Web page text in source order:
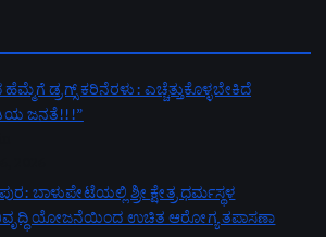
ಹೆಮ್ಮೆಗೆ ಡ್ರಗ್ಸ್ ಕರಿನೆರಳು: ಎಚ್ಚೆತ್ತುಕೊಳ್ಳಬೇಕಿದೆ
ಜನತೆ!!!”
ಬಾಳುಪೇಟೆಯಲ್ಲಿ ಶ್ರೀ ಕ್ಷೇತ್ರ ಧರ್ಮಸ್ಥಳ
ಯೋಜನೆಯಿಂದ ಉಚಿತ ಆರೋಗ್ಯ ತಪಾಸಣಾ